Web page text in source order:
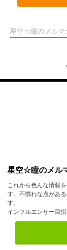
星空☆瞳のメルマ
星空☆瞳のメル
これから色んな情報
す。不慣れな点があ
す。
インフルエンサー目指